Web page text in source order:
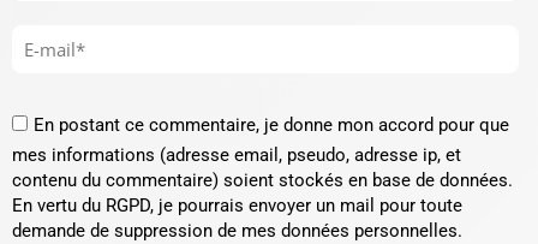
En postant ce commentaire, je donne mon accord pour que
mes informations (adresse email, pseudo, adresse ip, et
contenu du commentaire) soient stockés en base de données.
En vertu du RGPD, je pourrais envoyer un mail pour toute
demande de suppression de mes données personnelles.